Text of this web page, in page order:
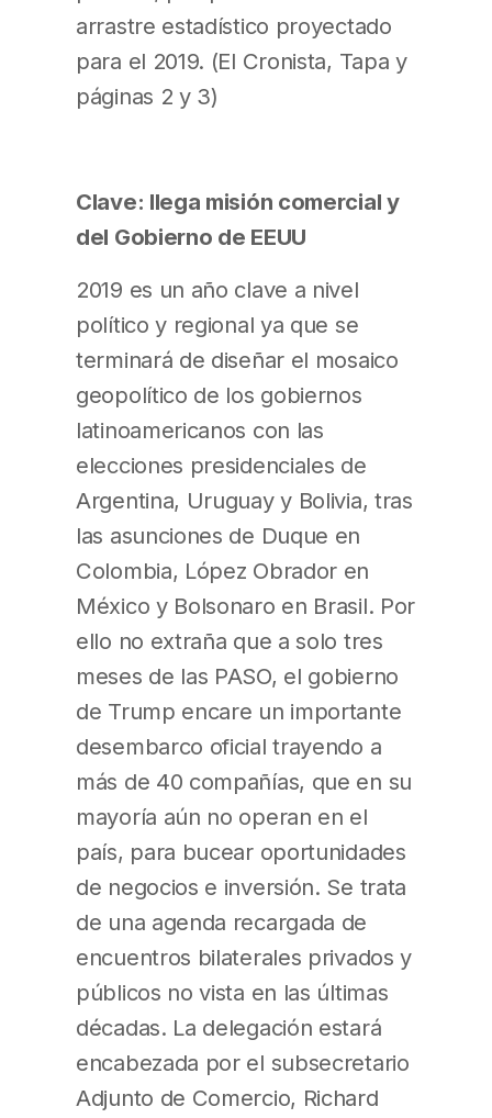
arrastre estadístico proyectado
para el 2019. (El Cronista, Tapa y
páginas 2 y 3)
Clave: llega misión comercial y
del Gobierno de EEUU
2019 es un año clave a nivel
político y regional ya que se
terminará de diseñar el mosaico
geopolítico de los gobiernos
latinoamericanos con las
elecciones presidenciales de
Argentina, Uruguay y Bolivia, tras
las asunciones de Duque en
Colombia, López Obrador en
México y Bolsonaro en Brasil. Por
ello no extraña que a solo tres
meses de las PASO, el gobierno
de Trump encare un importante
desembarco oficial trayendo a
más de 40 compañías, que en su
mayoría aún no operan en el
país, para bucear oportunidades
de negocios e inversión. Se trata
de una agenda recargada de
encuentros bilaterales privados y
públicos no vista en las últimas
décadas. La delegación estará
encabezada por el subsecretario
Adjunto de Comercio, Richard